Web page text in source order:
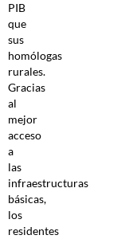
PIB
que
sus
homólogas
rurales.
Gracias
al
mejor
acceso
a
las
infraestructuras
básicas,
los
residentes